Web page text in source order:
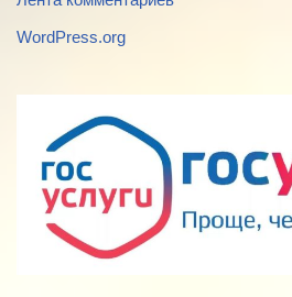
WordPress.org